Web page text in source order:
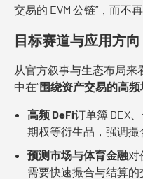
交易的 EVM 公链”，而不
目标赛道与应用方向
从官方叙事与生态布局来
中在“围绕资产交易的高频
高频 DeFi订单簿 DEX
期权等衍生品，强调撮
预测市场与体育金融对
需要快速撮合与结算的